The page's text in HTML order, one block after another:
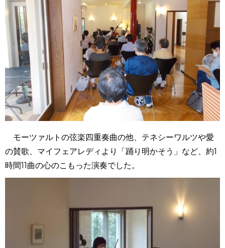
モーツァルトの弦楽四重奏曲の他、テネシーワルツや愛
の賛歌、マイフェアレディより「踊り明かそう」など、約1
時間11曲の心のこもった演奏でした。